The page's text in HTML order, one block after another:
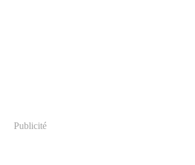
Publicité